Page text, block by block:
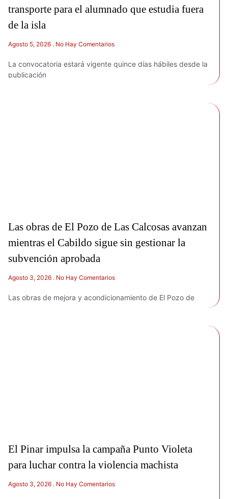
transporte para el alumnado que estudia fuera
de la isla
Agosto 5, 2026 No Hay Comentarios
La convocatoria estará vigente quince días hábiles desde la
publicación
Las obras de El Pozo de Las Calcosas avanzan
mientras el Cabildo sigue sin gestionar la
subvención aprobada
Agosto 3, 2026 No Hay Comentarios
Las obras de mejora y acondicionamiento de El Pozo de
El Pinar impulsa la campaña Punto Violeta
para luchar contra la violencia machista
Agosto 3, 2026 No Hay Comentarios